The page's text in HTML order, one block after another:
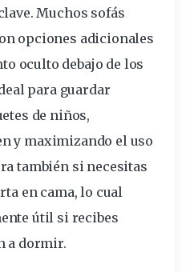
Muchos sofás
opciones adicionales
oculto debajo de los
para guardar
de niños,
y maximizando el uso
también si necesitas
en cama, lo cual
útil si recibes
a dormir.